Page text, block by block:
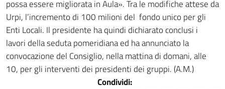
possa essere migliorata in Aula». Tra le modifiche attese da
Urpi, l’incremento di 100 milioni del fondo unico per gli
Enti Locali. Il presidente ha quindi dichiarato conclusi i
lavori della seduta pomeridiana ed ha annunciato la
convocazione del Consiglio, nella mattina di domani, alle
10, per gli interventi dei presidenti dei gruppi. (A.M.)
Condividi: